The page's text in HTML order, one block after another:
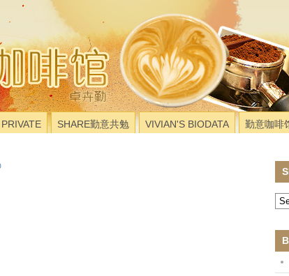
PRIVATE SHARE勤意共勉 VIVIAN'S BIODATA 勤意咖啡